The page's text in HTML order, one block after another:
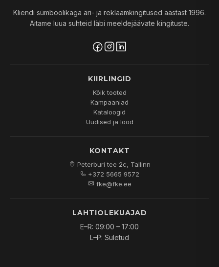
Kliendi sümboolikaga äri- ja reklaamkingitused aastast 1996.
Aitame luua suhteid läbi meeldejäävate kingituste.
KIIRLINGID
Kõik tooted
Kampaaniad
Kataloogid
Uudised ja lood
KONTAKT
Peterburi tee 2c, Tallinn
+372 5665 9572
fke@fke.ee
LAHTIOLEKUAJAD
E–R: 09:00 – 17:00
L–P: Suletud